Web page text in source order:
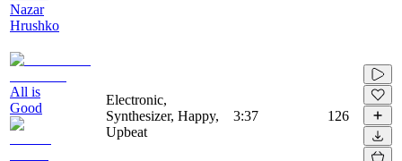
Nazar
Hrushko
All is
Good
Electronic,
Synthesizer, Happy,
Upbeat
3:37 126